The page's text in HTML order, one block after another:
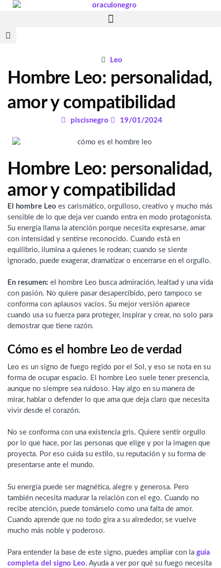
Leo
Hombre Leo: personalidad,
amor y compatibilidad
piscisnegro 19/01/2024
Hombre Leo: personalidad,
amor y compatibilidad
El hombre Leo es carismático, orgulloso, creativo y mucho más
sensible de lo que deja ver cuando entra en modo protagonista.
Su energía llama la atención porque necesita expresarse, amar
con intensidad y sentirse reconocido. Cuando está en
equilibrio, ilumina a quienes le rodean; cuando se siente
ignorado, puede exagerar, dramatizar o encerrarse en el orgullo.
En resumen: el hombre Leo busca admiración, lealtad y una vida
con pasión. No quiere pasar desapercibido, pero tampoco se
conforma con aplausos vacíos. Su mejor versión aparece
cuando usa su fuerza para proteger, inspirar y crear, no solo para
demostrar que tiene razón.
Cómo es el hombre Leo de verdad
Leo es un signo de fuego regido por el Sol, y eso se nota en su
forma de ocupar espacio. El hombre Leo suele tener presencia,
aunque no siempre sea ruidoso. Hay algo en su manera de
mirar, hablar o defender lo que ama que deja claro que necesita
vivir desde el corazón.
No se conforma con una existencia gris. Quiere sentir orgullo
por lo que hace, por las personas que elige y por la imagen que
proyecta. Por eso cuida su estilo, su reputación y su forma de
presentarse ante el mundo.
Su energía puede ser magnética, alegre y generosa. Pero
también necesita madurar la relación con el ego. Cuando no
recibe atención, puede tomárselo como una falta de amor.
Cuando aprende que no todo gira a su alrededor, se vuelve
mucho más noble y poderoso.
Para entender la base de este signo, puedes ampliar con la guía
completa del signo Leo. Ayuda a ver por qué su fuego necesita